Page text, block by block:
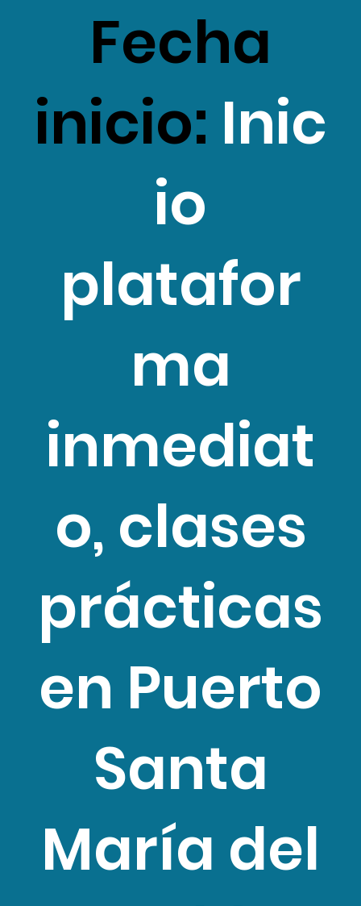
Fecha
inicio: Inic
io
platafor
ma
inmediat
o, clases
prácticas
en Puerto
Santa
María del